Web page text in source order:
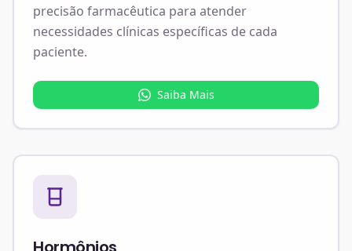
precisão farmacêutica para atender
necessidades clínicas específicas de cada
paciente.
Saiba Mais